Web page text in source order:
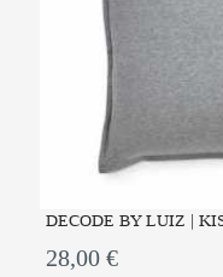
DECODE BY LUIZ |
28,00 €